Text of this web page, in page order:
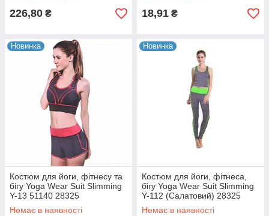
226,80 ₴ 18,91 ₴
Новинка
Костюм для йоги, фітнесу та
бігу Yoga Wear Suit Slimming
Y-13 51140 28325
Немає в наявності
Новинка
Костюм для йоги, фітнеса,
бігу Yoga Wear Suit Slimming
Y-112 (Салатовий) 28325
Немає в наявності